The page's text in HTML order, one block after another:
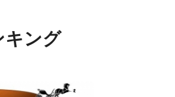
キング